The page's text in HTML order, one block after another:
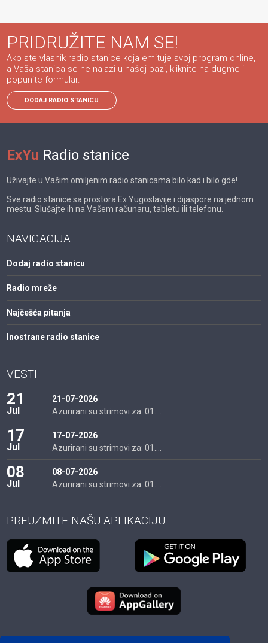
PRIDRUŽITE NAM SE!
Ako ste vlasnik radio stanice koja emituje svoj program online,
a Vaša stanica se ne nalazi u našoj bazi, kliknite na dugme i
popunite formular.
DODAJ RADIO STANICU
ExYu Radio stanice
Uživajte u Vašim omiljenim radio stanicama bilo kad i bilo gde!
Sve radio stanice sa prostora Ex Yugoslavije i dijaspore na jednom
mestu. Slušajte ih na Vašem računaru, tabletu ili telefonu.
NAVIGACIJA
Dodaj radio stanicu
Radio mreže
Najčešća pitanja
Inostrane radio stanice
VESTI
21
Jul
21-07-2026
Azurirani su strimovi za: 01....
17
Jul
17-07-2026
Azurirani su strimovi za: 01....
08
Jul
08-07-2026
Azurirani su strimovi za: 01....
PREUZMITE NAŠU APLIKACIJU